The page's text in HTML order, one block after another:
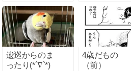
逡巡からのま
ったり(*´∇`*)
4歳だもの
（前）